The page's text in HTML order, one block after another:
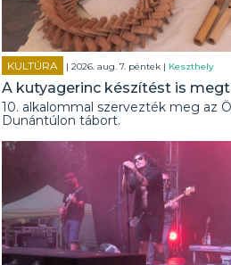
KULTÚRA | 2026. aug. 7. péntek | Keszthely
A kutyagerinc készítést is
10. alkalommal szervezték meg az
Dunántúlon tábort.